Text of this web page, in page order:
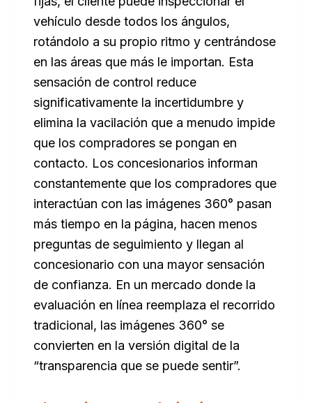
vehículo desde todos los ángulos,
rotándolo a su propio ritmo y centrándose
en las áreas que más le importan. Esta
sensación de control reduce
significativamente la incertidumbre y
elimina la vacilación que a menudo impide
que los compradores se pongan en
contacto. Los concesionarios informan
constantemente que los compradores que
interactúan con las imágenes 360° pasan
más tiempo en la página, hacen menos
preguntas de seguimiento y llegan al
concesionario con una mayor sensación
de confianza. En un mercado donde la
evaluación en línea reemplaza el recorrido
tradicional, las imágenes 360° se
convierten en la versión digital de la
“transparencia que se puede sentir”.